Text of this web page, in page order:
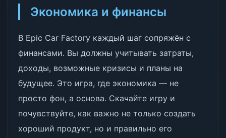
Экономика и финансы
В Epic Car Factory каждый шаг сопряжён с
финансами. Вы должны учитывать затраты,
доходы, возможные кризисы и планы на
будущее. Это игра, где экономика — не
просто фон, а основа. Скачайте игру и
почувствуйте, как важно не только создать
хороший продукт, но и правильно его